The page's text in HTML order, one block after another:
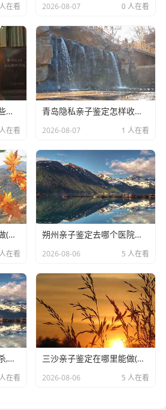
在看 2026-08-07 0 人在看
营口亲子鉴定都指定哪些医院(DNA亲子鉴定样本怎么采集)
在看
青岛隐私亲子鉴定怎样收费(私密亲子鉴定详细流程及材料)
2026-08-07 1 人在看
泸州亲子鉴定哪里可以做(DNA亲子鉴定公司都有哪些)
在看
朔州亲子鉴定去哪个医院做(正规怀孕期间DNA亲子鉴定机构咨询)
2026-08-06 5 人在看
日本女网红在韩直播自杀,生前因追Kpop男团遭网暴
在看
三沙亲子鉴定在哪里能做(DNA亲子鉴定用什么样品准确)
2026-08-06 5 人在看